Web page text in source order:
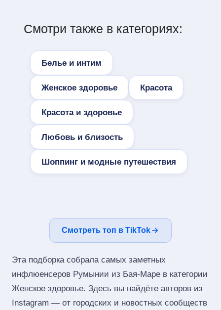
Смотри также в категориях:
Белье и интим
Женское здоровье Красота
Красота и здоровье
Любовь и близость
Шоппинг и модные путешествия
Смотреть топ в TikTok
Эта подборка собрала самых заметных
инфлюенсеров Румынии из Бая-Маре в категории
Женское здоровье. Здесь вы найдёте авторов из
Instagram — от городских и новостных сообществ